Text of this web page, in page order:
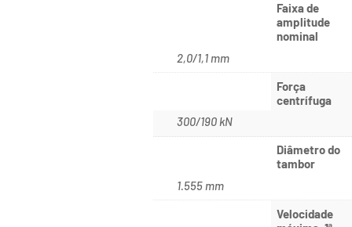
Faixa de
amplitude
nominal
2,0/1,1 mm
Força
centrífuga
300/190 kN
Diâmetro do
tambor
1.555 mm
Velocidade